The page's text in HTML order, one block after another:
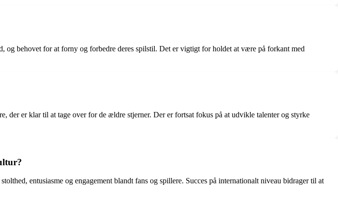
behovet for at forny og forbedre deres spilstil. Det er vigtigt for holdet at være på forkant med
der er klar til at tage over for de ældre stjerner. Der er fortsat fokus på at udvikle talenter og styrke
entusiasme og engagement blandt fans og spillere. Succes på internationalt niveau bidrager til at